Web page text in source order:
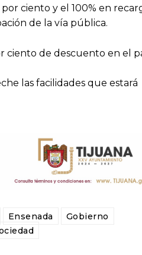
ciento y el 100% en
de la vía pública.
ciento de descuento en el
las facilidades que estará
Ensenada
Gobierno